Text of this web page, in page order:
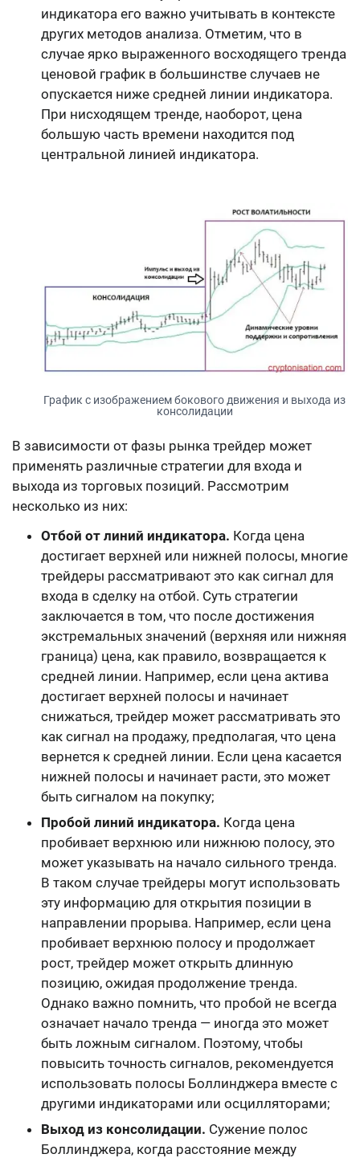
индикатора его важно учитывать в контексте
других методов анализа. Отметим, что в
случае ярко выраженного восходящего тренда
ценовой график в большинстве случаев не
опускается ниже средней линии индикатора.
При нисходящем тренде, наоборот, цена
большую часть времени находится под
центральной линией индикатора.
График с изображением бокового движения и выхода из
консолидации
В зависимости от фазы рынка трейдер может
применять различные стратегии для входа и
выхода из торговых позиций. Рассмотрим
несколько из них:
Отбой от линий индикатора. Когда цена
достигает верхней или нижней полосы, многие
трейдеры рассматривают это как сигнал для
входа в сделку на отбой. Суть стратегии
заключается в том, что после достижения
экстремальных значений (верхняя или нижняя
граница) цена, как правило, возвращается к
средней линии. Например, если цена актива
достигает верхней полосы и начинает
снижаться, трейдер может рассматривать это
как сигнал на продажу, предполагая, что цена
вернется к средней линии. Если цена касается
нижней полосы и начинает расти, это может
быть сигналом на покупку;
Пробой линий индикатора. Когда цена
пробивает верхнюю или нижнюю полосу, это
может указывать на начало сильного тренда.
В таком случае трейдеры могут использовать
эту информацию для открытия позиции в
направлении прорыва. Например, если цена
пробивает верхнюю полосу и продолжает
рост, трейдер может открыть длинную
позицию, ожидая продолжение тренда.
Однако важно помнить, что пробой не всегда
означает начало тренда — иногда это может
быть ложным сигналом. Поэтому, чтобы
повысить точность сигналов, рекомендуется
использовать полосы Боллинджера вместе с
другими индикаторами или осцилляторами;
Выход из консолидации. Сужение полос
Боллинджера, когда расстояние между